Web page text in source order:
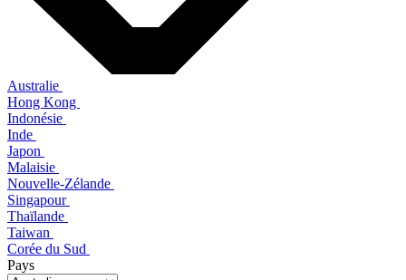
Australie
Hong Kong
Indonésie
Inde
Japon
Malaisie
Nouvelle-Zélande
Singapour
Thaïlande
Taiwan
Corée du Sud
Pays